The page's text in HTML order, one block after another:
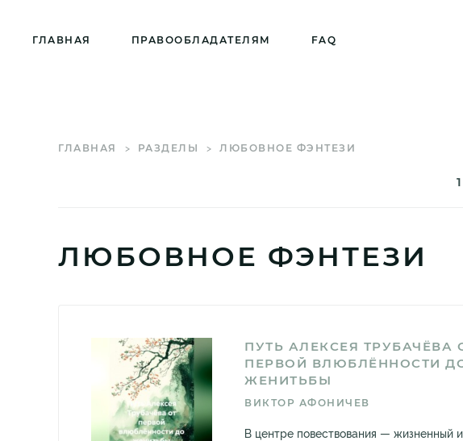
ГЛАВНАЯ ПРАВООБЛАДАТЕЛЯМ FAQ
ГЛАВНАЯ РАЗДЕЛЫ ЛЮБОВНОЕ ФЭНТЕЗИ
1
ЛЮБОВНОЕ ФЭНТЕЗИ
ПУТЬ АЛЕКСЕЯ ТРУБАЧЁВА
ПЕРВОЙ ВЛЮБЛЁННОСТИ
ЖЕНИТЬБЫ
ВИКТОР АФОНИЧЕВ
В центре повествования — жизненный и